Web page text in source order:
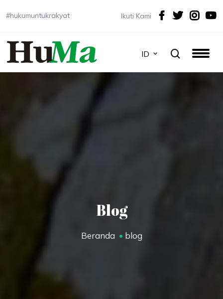
#hukumuntukrakyat Ikuti Kami
ID
Blog
Beranda blog